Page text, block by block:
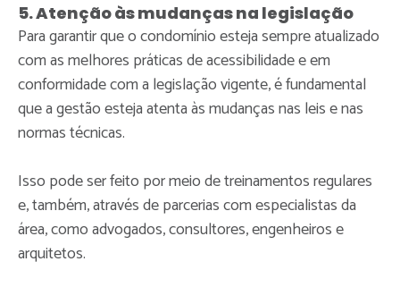
5. Atenção às mudanças na legislação
Para garantir que o condomínio esteja sempre atualizado
com as melhores práticas de acessibilidade e em
conformidade com a legislação vigente, é fundamental
que a gestão esteja atenta às mudanças nas leis e nas
normas técnicas.
Isso pode ser feito por meio de treinamentos regulares
e, também, através de parcerias com especialistas da
área, como advogados, consultores, engenheiros e
arquitetos.